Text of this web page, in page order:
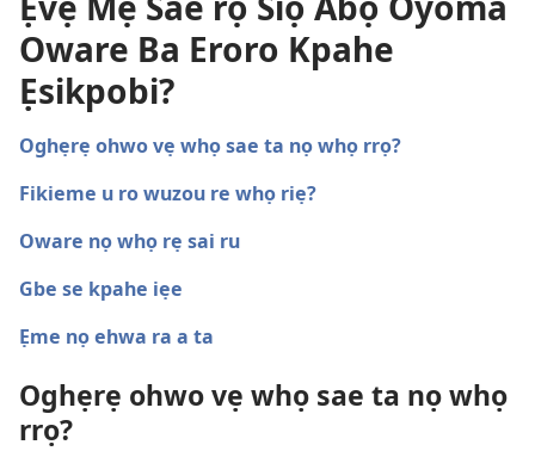
Oware Ba Eroro Kpahe
Ẹsikpobi?
Oghẹrẹ ohwo vẹ whọ sae ta nọ whọ rrọ?
Fikieme u ro wuzou re whọ riẹ?
Oware nọ whọ rẹ sai ru
Gbe se kpahe iẹe
Ẹme nọ ehwa ra a ta
Oghẹrẹ ohwo vẹ whọ sae ta nọ whọ
rrọ?